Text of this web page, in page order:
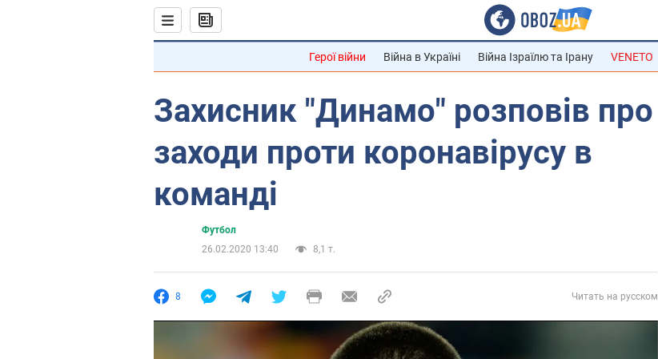
Герої війни Війна в Україні Війна Ізраїлю та Ірану VENETO
Захисник "Динамо" розповів про
заходи проти коронавірусу в
команді
Футбол
26.02.2020 13:40
8,1 т.
8 Читать на русском